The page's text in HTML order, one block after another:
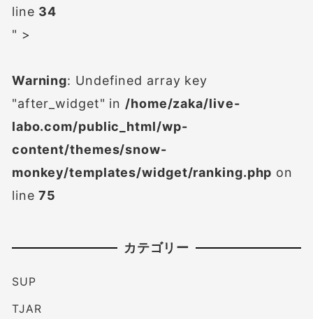
line 34
" >
Warning: Undefined array key
"after_widget" in /home/zaka/live-
labo.com/public_html/wp-
content/themes/snow-
monkey/templates/widget/ranking.php on
line75
カテゴリー
SUP
TJAR